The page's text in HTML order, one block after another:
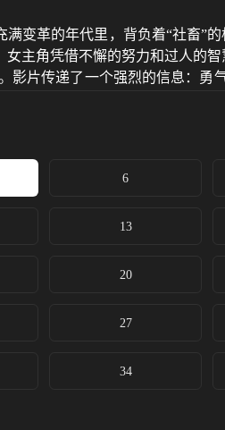
变革的年代里，背负着“社畜”
主角凭借不懈的努力和过人的
影片传递了一个强烈的信息：勇
6
13
20
27
34